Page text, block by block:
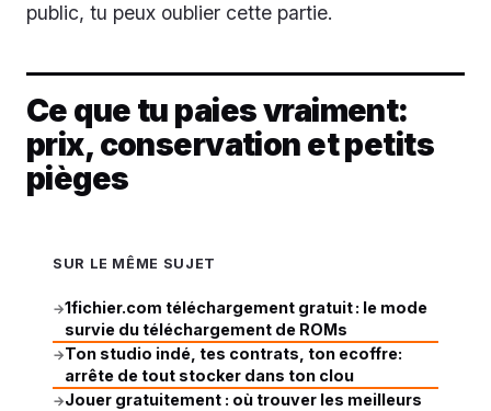
public, tu peux oublier cette partie.
Ce que tu paies vraiment:
prix, conservation et petits
pièges
SUR LE MÊME SUJET
→1fichier.com téléchargement gratuit : le mode
survie du téléchargement de ROMs
→Ton studio indé, tes contrats, ton ecoffre:
arrête de tout stocker dans ton clou
→Jouer gratuitement : où trouver les meilleurs